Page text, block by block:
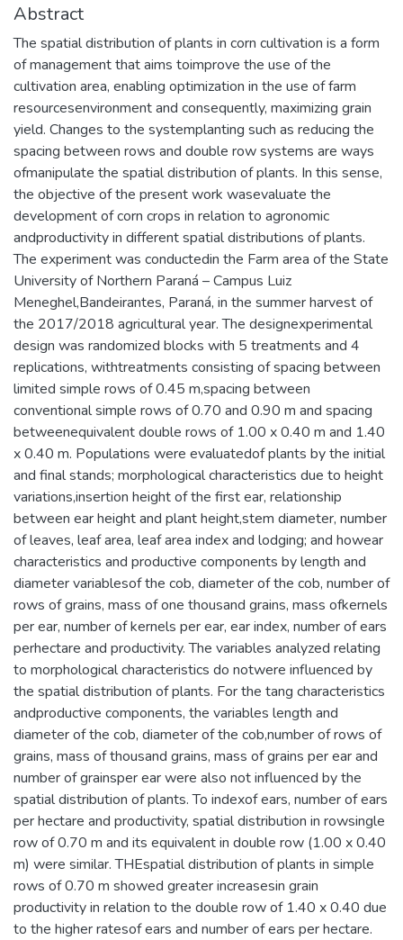
Abstract
The spatial distribution of plants in corn cultivation is a form
of management that aims toimprove the use of the
cultivation area, enabling optimization in the use of farm
resourcesenvironment and consequently, maximizing grain
yield. Changes to the systemplanting such as reducing the
spacing between rows and double row systems are ways
ofmanipulate the spatial distribution of plants. In this sense,
the objective of the present work wasevaluate the
development of corn crops in relation to agronomic
andproductivity in different spatial distributions of plants.
The experiment was conductedin the Farm area of ​​the State
University of Northern Paraná – Campus Luiz
Meneghel,Bandeirantes, Paraná, in the summer harvest of
the 2017/2018 agricultural year. The designexperimental
design was randomized blocks with 5 treatments and 4
replications, withtreatments consisting of spacing between
limited simple rows of 0.45 m,spacing between
conventional simple rows of 0.70 and 0.90 m and spacing
betweenequivalent double rows of 1.00 x 0.40 m and 1.40
x 0.40 m. Populations were evaluatedof plants by the initial
and final stands; morphological characteristics due to height
variations,insertion height of the first ear, relationship
between ear height and plant height,stem diameter, number
of leaves, leaf area, leaf area index and lodging; and howear
characteristics and productive components by length and
diameter variablesof the cob, diameter of the cob, number of
rows of grains, mass of one thousand grains, mass ofkernels
per ear, number of kernels per ear, ear index, number of ears
perhectare and productivity. The variables analyzed relating
to morphological characteristics do notwere influenced by
the spatial distribution of plants. For the tang characteristics
andproductive components, the variables length and
diameter of the cob, diameter of the cob,number of rows of
grains, mass of thousand grains, mass of grains per ear and
number of grainsper ear were also not influenced by the
spatial distribution of plants. To indexof ears, number of ears
per hectare and productivity, spatial distribution in rowsingle
row of 0.70 m and its equivalent in double row (1.00 x 0.40
m) were similar. THEspatial distribution of plants in simple
rows of 0.70 m showed greater increasesin grain
productivity in relation to the double row of 1.40 x 0.40 due
to the higher ratesof ears and number of ears per hectare.